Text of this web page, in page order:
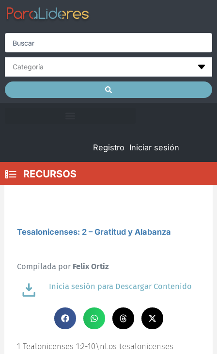
Skip
content
Search
Registro Iniciar sesión
Tesalonicenses: 2 – Gratitud y Alabanza
Compilada por Felix Ortiz
Inicia sesión para Descargar Contenido
1 Tealonicenses 1:2-10\nLos tesalonicenses